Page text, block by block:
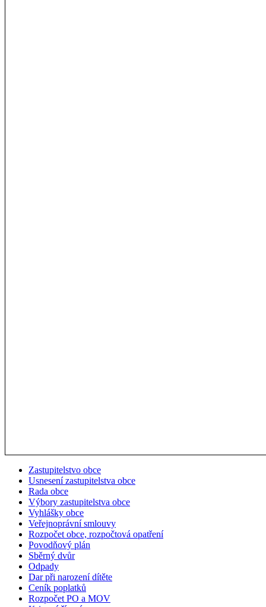
Zastupitelstvo obce
Usnesení zastupitelstva obce
Rada obce
Výbory zastupitelstva obce
Vyhlášky obce
Veřejnoprávní smlouvy
Rozpočet obce, rozpočtová opatření
Povodňový plán
Sběrný dvůr
Odpady
Dar při narození dítěte
Ceník poplatků
Rozpočet PO a MOV